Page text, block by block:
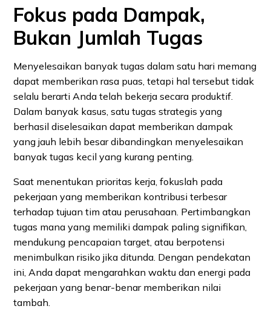
Fokus pada Dampak,
Bukan Jumlah Tugas
Menyelesaikan banyak tugas dalam satu hari memang
dapat memberikan rasa puas, tetapi hal tersebut tidak
selalu berarti Anda telah bekerja secara produktif.
Dalam banyak kasus, satu tugas strategis yang
berhasil diselesaikan dapat memberikan dampak
yang jauh lebih besar dibandingkan menyelesaikan
banyak tugas kecil yang kurang penting.
Saat menentukan prioritas kerja, fokuslah pada
pekerjaan yang memberikan kontribusi terbesar
terhadap tujuan tim atau perusahaan. Pertimbangkan
tugas mana yang memiliki dampak paling signifikan,
mendukung pencapaian target, atau berpotensi
menimbulkan risiko jika ditunda. Dengan pendekatan
ini, Anda dapat mengarahkan waktu dan energi pada
pekerjaan yang benar-benar memberikan nilai
tambah.